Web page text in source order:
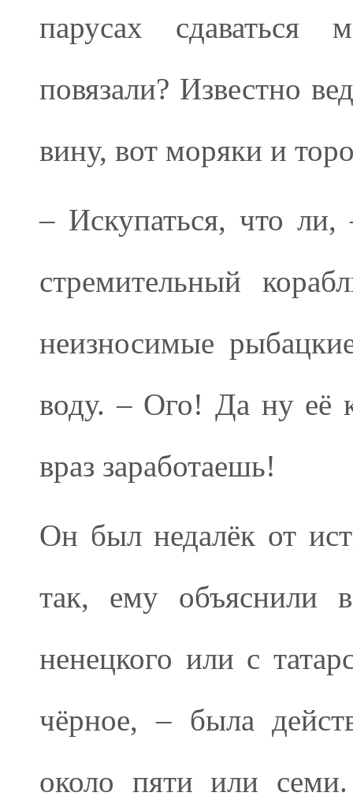
парусах сдаваться
повязали? Известно
вину, вот моряки и
– Искупаться, что ли,
стремительный
неизносимые
воду. – Ого! Да ну её
враз заработаешь!
Он был недалёк от
так, ему объяснили
ненецкого или с
чёрное, – была
около пяти или